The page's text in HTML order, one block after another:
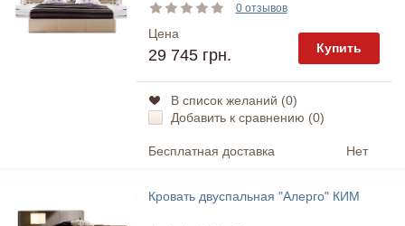
0 отзывов
Цена
29 745 грн. Купить
В список желаний (0)
Добавить к сравнению (0)
Бесплатная доставка Нет
Кровать двуспальная "Алерго" КИМ